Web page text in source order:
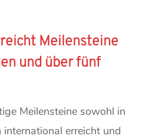
Meilensteine
und über fünf
Meilensteine sowohl in
erreicht und